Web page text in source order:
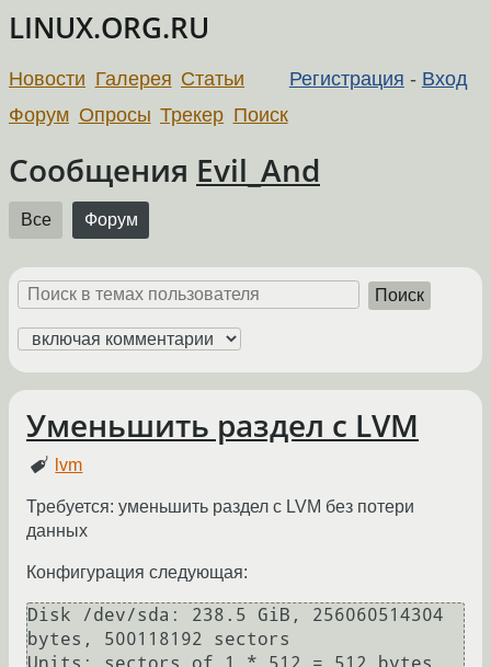
LINUX.ORG.RU
Регистрация - Вход
Новости Галерея Статьи
Форум Опросы Трекер Поиск
Сообщения Evil_And
Все Форум
Поиск
Уменьшить раздел с LVM
lvm
Требуется: уменьшить раздел с LVM без потери
данных
Конфигурация следующая:
Disk /dev/sda: 238.5 GiB, 256060514304
bytes, 500118192 sectors